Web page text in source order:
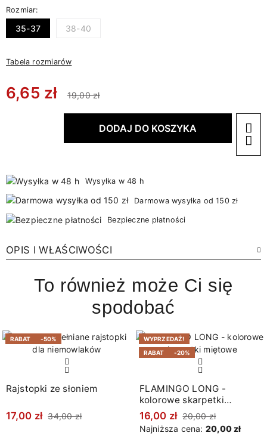
Rozmiar:
35-37 38-40
Tabela rozmiarów
6,65 zł 19,00 zł
DODAJ DO KOSZYKA
Wysyłka w 48 h
Darmowa wysyłka od 150 zł
Bezpieczne płatności
OPIS I WŁAŚCIWOŚCI
To również może Ci się
spodobać
RABAT -50%
Rajstopki ze słoniem
17,00 zł 34,00 zł
WYPRZEDAŻ!
RABAT
-20%
FLAMINGO LONG -
kolorowe skarpetki
miętowe
16,00 zł 20,00 zł
Najniższa cena: 20,00 zł